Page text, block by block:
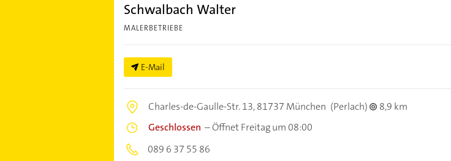
Schwalbach Walter
MALERBETRIEBE
E-Mail
Charles-de-Gaulle-Str. 13,81737 München (Perlach)
8,9 km
Geschlossen –Öffnet Freitag um 08:00
089 6 37 55 86